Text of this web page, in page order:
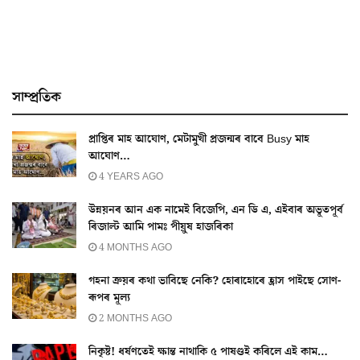
সাম্প্ৰতিক
প্ৰাপ্তিৰ মাহ আঘোণ, মেটামুখী প্ৰজন্মৰ বাবে Busy মাহ
আঘোণ…
4 YEARS AGO
উন্নয়নৰ আন এক নামেই বিজেপি, এন ডি এ, এইবাৰ অভূতপূৰ্ব
ৰিজাল্ট আমি পামঃ পীয়ুষ হাজৰিকা
4 MONTHS AGO
গহনা ক্ৰয়ৰ কথা ভাবিছে নেকি? হোৰাহোৰে হ্ৰাস পাইছে সোণ-
ৰূপৰ মূল্য
2 MONTHS AGO
নিকৃষ্ট! ধৰ্ষণতেই ক্ষান্ত নাথাকি ৫ পাষণ্ডই কৰিলে এই কাম…